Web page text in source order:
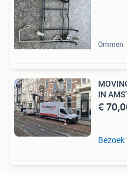
Ommen
IN
€